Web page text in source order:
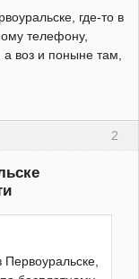
где-то в
телефону,
а воз и поныне там,
2